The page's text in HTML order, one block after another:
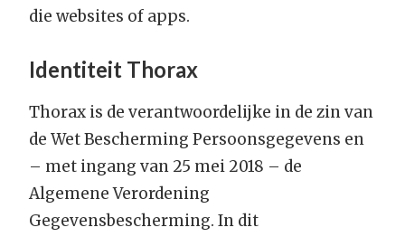
die websites of apps.
Identiteit Thorax
Thorax is de verantwoordelijke in de zin van
de Wet Bescherming Persoonsgegevens en
– met ingang van 25 mei 2018 – de
Algemene Verordening
Gegevensbescherming. In dit